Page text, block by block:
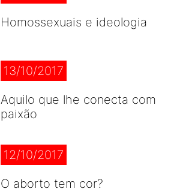
Homossexuais e ideologia
13/10/2017
Aquilo que lhe conecta com
paixão
12/10/2017
O aborto tem cor?